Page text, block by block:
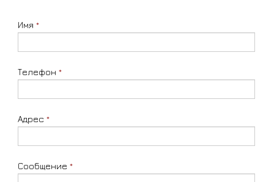
Имя *
Телефон *
Адрес *
Сообщение *